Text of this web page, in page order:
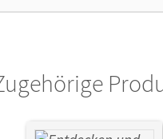
zum Print-Titel